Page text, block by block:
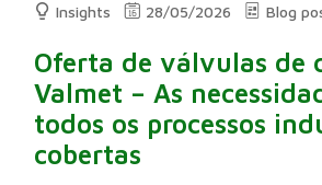
Insights 28/05/2026 Blog
Oferta de válvulas de
Valmet – As
todos os processos
cobertas